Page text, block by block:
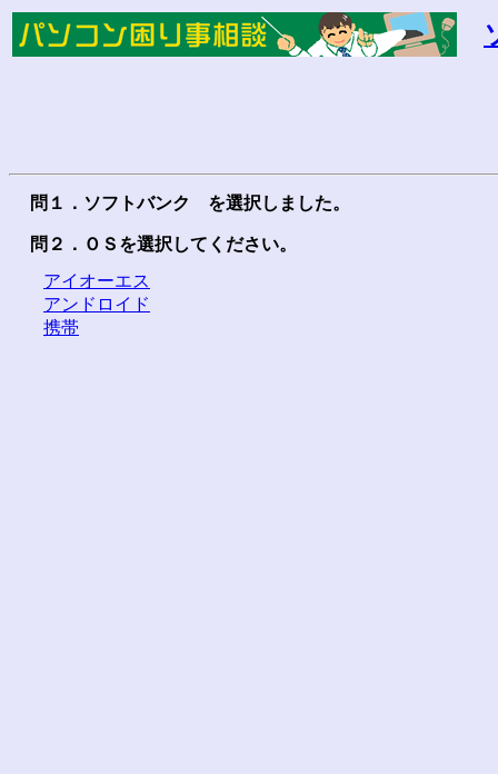
問１．ソフトバンク を選択しました。
問２．ＯＳを選択してください。
アイオーエス
アンドロイド
携帯